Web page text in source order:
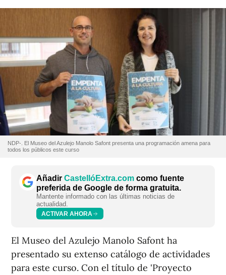
NDP-. El Museo del Azulejo Manolo Safont presenta una programación amena para
todos los públicos este curso
Añadir CastellóExtra.com como fuente
preferida de Google de forma gratuita.
Mantente informado con las últimas noticias de
actualidad.
ACTIVAR AHORA
El Museo del Azulejo Manolo Safont ha
presentado su extenso catálogo de actividades
para este curso. Con el título de 'Proyecto